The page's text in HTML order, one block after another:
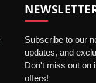
Subscribe to our
updates, and
Don't miss out on
offers!